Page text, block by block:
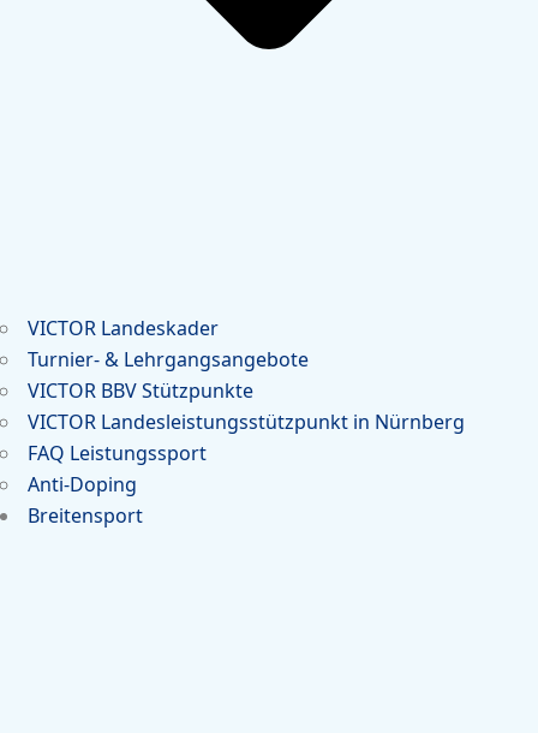
VICTOR Landeskader
Turnier- & Lehrgangsangebote
VICTOR BBV Stützpunkte
VICTOR Landesleistungsstützpunkt in Nürnberg
FAQ Leistungssport
Anti-Doping
Breitensport